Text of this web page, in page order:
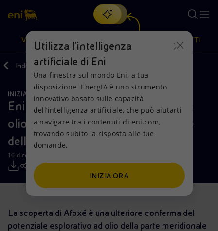
Cerca
scopri EnergIA, la nostra nuova soluzione di intelligenza
artificiale.
VISIONE
Visione
Mission e valori
Persone e Partnership
Net Zero
Modello satellitare
Energia accessibile
Azioni
Diversificazione energetica
Tecnologie per la transizione
Collaborazioni per l'innovazione
Attività nel mondo
PRODOTTI
Prodotti
Casa
Imprese
Mobilità
Indietro Media Comunicati Stampa
INIZIATIVE PER I TERRITORI RISORSE NATURALI
Eni annuncia una nuova scoperta a
olio nel Blocco 15/06, nell’offshore
dell’Angola
10 dicembre 2018 - 11:06 CET
La scoperta di Afoxé è una ulteriore conferma del
potenziale esplorativo ad olio della parte meridionale
Utilizza l'intelligenza
artificiale di Eni
Una finestra sul mondo Eni, a tua
disposizione. EnergIA è uno strumento
innovativo basato sulle capacità
dell’intelligenza artificiale, che può aiutarti
a navigare tra i contenuti di eni.com,
trovando subito la risposta alle tue
domande.
INIZIA ORA